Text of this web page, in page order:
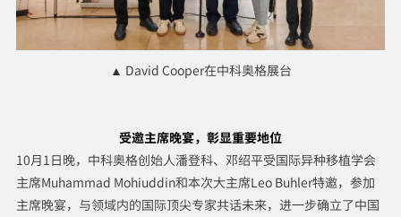
▲ David Cooper在中科奥格展台
受邀主席晚宴，彰显重要地位
10月1日晚，中科奥格创始人潘登科、邓绍平受国际异种移植学会
主席Muhammad Mohiuddin和本次大主席Leo Buhler特邀，参加
主席晚宴，与领域内的国际顶尖专家共话未来，进一步确立了中国